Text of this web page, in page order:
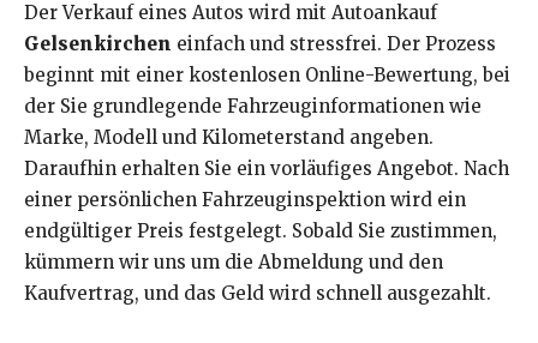
Der Verkauf eines Autos wird mit Autoankauf
Gelsenkirchen einfach und stressfrei. Der Prozess
beginnt mit einer kostenlosen Online-Bewertung, bei
der Sie grundlegende Fahrzeuginformationen wie
Marke, Modell und Kilometerstand angeben.
Daraufhin erhalten Sie ein vorläufiges Angebot. Nach
einer persönlichen Fahrzeuginspektion wird ein
endgültiger Preis festgelegt. Sobald Sie zustimmen,
kümmern wir uns um die Abmeldung und den
Kaufvertrag, und das Geld wird schnell ausgezahlt.